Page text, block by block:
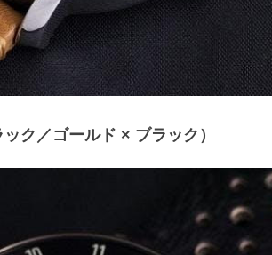
ク／ゴールド × ブラック）